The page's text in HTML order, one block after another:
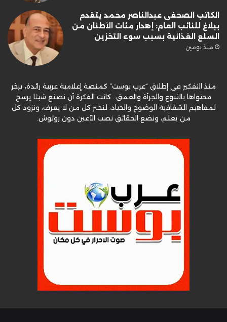
الكاتب الصحفى عبدالناصر محمد يتقدم
ببلاغ للنائب العام: إهدار مئات الأطنان من
السلع الغذائية بسبب سوء التخزين
منذ يومين
منذ التفكير في إطلاق “عرب بوست” كمنصة إعلامية عربية رائدة، يزخر
محتواها بالتنوع والجرأة والعمق.. كانت الفكرة أن نصنع شيئا يرسخ
لمفاهيم الشفافية الوضوح والحياد، لنحبر كل من لا يعرف، ونزود كل
من يعلم، ونضع الحقائق نصب الأعين دون روتوش.